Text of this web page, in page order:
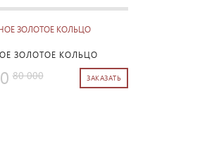
ПОДРОБНЕЕ
ЗОЛОТОЕ КОЛЬЦО
80 000